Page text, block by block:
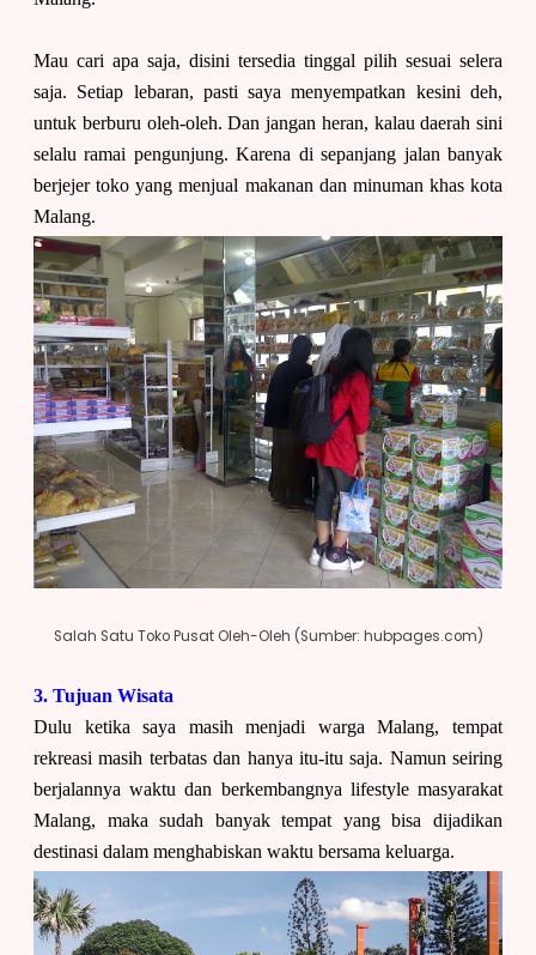
Mau cari apa saja, disini tersedia tinggal pilih sesuai selera
saja. Setiap lebaran, pasti saya menyempatkan kesini deh,
untuk berburu oleh-oleh. Dan jangan heran, kalau daerah sini
selalu ramai pengunjung. Karena di sepanjang jalan banyak
berjejer toko yang menjual makanan dan minuman khas kota
Malang.
Salah Satu Toko Pusat Oleh-Oleh (Sumber: hubpages.com)
3. Tujuan Wisata
Dulu ketika saya masih menjadi warga Malang, tempat
rekreasi masih terbatas dan hanya itu-itu saja. Namun seiring
berjalannya waktu dan berkembangnya lifestyle masyarakat
Malang, maka sudah banyak tempat yang bisa dijadikan
destinasi dalam menghabiskan waktu bersama keluarga.